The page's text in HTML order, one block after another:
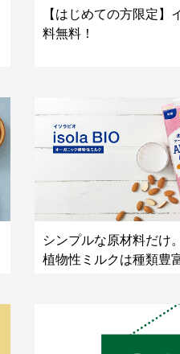
【はじめての方限定】
料無料！
シンプルな原材料だけ
植物性ミルクは種類豊